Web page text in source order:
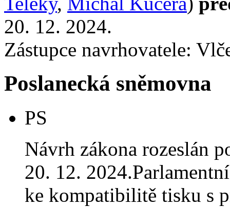
20. 12. 2024.
Zástupce navrhovatele:
Poslanecká sněmovna
PS
Návrh zákona rozeslán
20. 12.
ke kompatibilitě tisku s